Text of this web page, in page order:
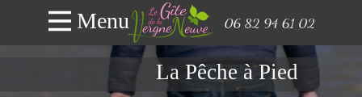
Menu
La Pêche à Pied